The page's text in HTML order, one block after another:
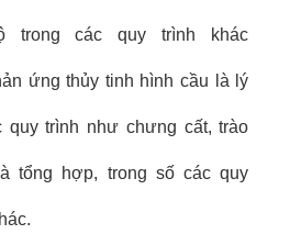
trong các quy trình khác
ứng thủy tinh hình cầu là lý
quy trình như chưng cất, trào
tổng hợp, trong số các quy